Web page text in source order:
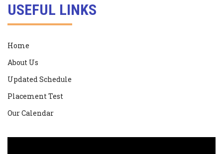
USEFUL LINKS
Home
About Us
Updated Schedule
Placement Test
Our Calendar